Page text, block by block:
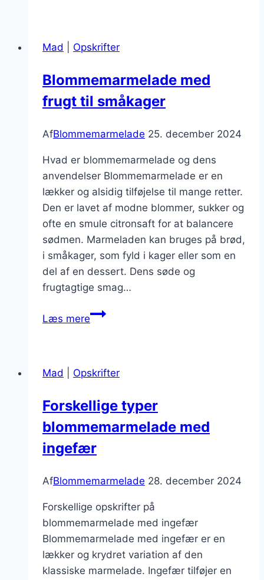
festlige
Mad Opskrifter
Blommemarmelade med
frugt til småkager
AfBlommemarmelade 25. december 2024
Hvad er blommemarmelade og dens
anvendelser Blommemarmelade er en
lækker og alsidig tilføjelse til mange retter.
Den er lavet af modne blommer, sukker og
ofte en smule citronsaft for at balancere
sødmen. Marmeladen kan bruges på brød,
i småkager, som fyld i kager eller som en
del af en dessert. Dens søde og
frugtagtige smag…
Læs mereBlommemarmelade
småkager
Mad Opskrifter
Forskellige typer
blommemarmelade med
ingefær
AfBlommemarmelade 28. december 2024
Forskellige opskrifter på
blommemarmelade med ingefær
Blommemarmelade med ingefær er en
lækker og krydret variation af den
klassiske marmelade. Ingefær tilføjer en